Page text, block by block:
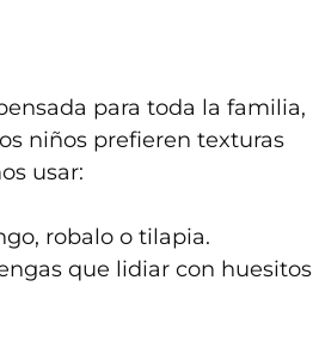
para toda la familia,
niños prefieren texturas
usar:
robalo o tilapia.
que lidiar con huesitos